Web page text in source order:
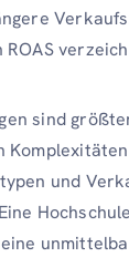
sind
und